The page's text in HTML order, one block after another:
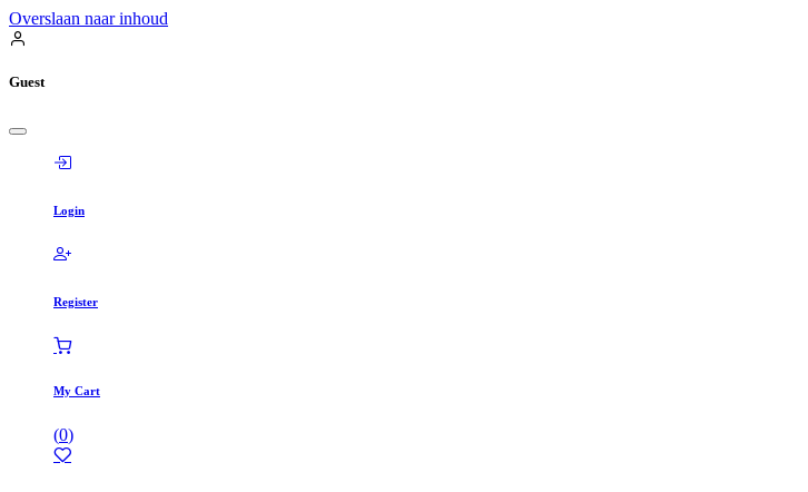
Overslaan naar inhoud
Guest
Login
Register
My Cart
(0)